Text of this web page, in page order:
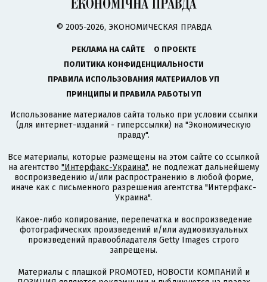
© 2005-2026, ЭКОНОМИЧЕСКАЯ ПРАВДА
РЕКЛАМА НА САЙТЕ
О ПРОЕКТЕ
ПОЛИТИКА КОНФИДЕНЦИАЛЬНОСТИ
ПРАВИЛА ИСПОЛЬЗОВАНИЯ МАТЕРИАЛОВ УП
ПРИНЦИПЫ И ПРАВИЛА РАБОТЫ УП
Использование материалов сайта только при условии ссылки
(для интернет-изданий - гиперссылки) на "Экономическую
правду".
Все материалы, которые размещены на этом сайте со ссылкой
на агентство "Интерфакс-Украина", не подлежат дальнейшему
воспроизведению и/или распространению в любой форме,
иначе как с письменного разрешения агентства "Интерфакс-
Украина".
Какое-либо копирование, перепечатка и воспроизведение
фотографических произведений и/или аудиовизуальных
произведений правообладателя Getty Images строго
запрещены.
Материалы с плашкой PROMOTED, НОВОСТИ КОМПАНИЙ и